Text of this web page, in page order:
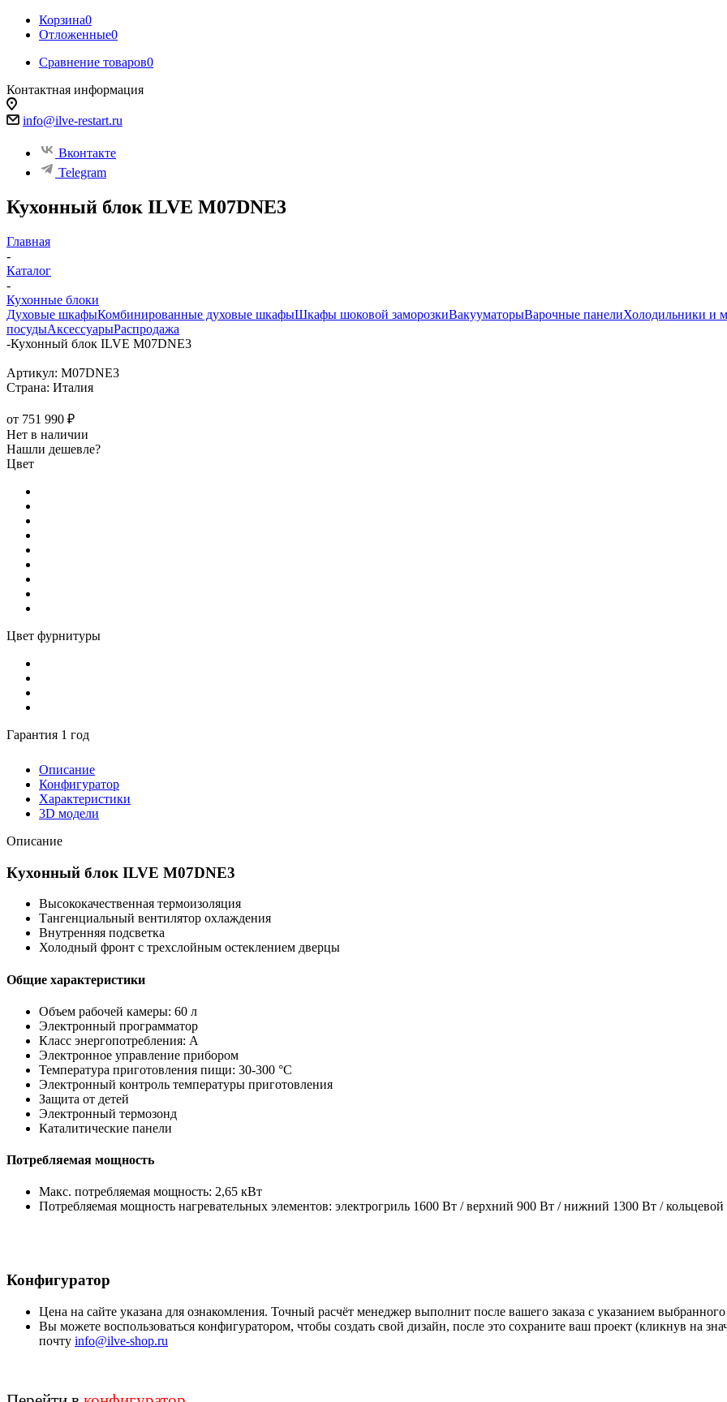
Корзина0
Отложенные0
Сравнение товаров0
Контактная информация
info@ilve-restart.ru
Вконтакте
Telegram
Кухонный блок ILVE M07DNE3
Главная
-
Каталог
-
Кухонные блоки
Духовые шкафыКомбинированные духовые шкафыШкафы шоковой заморозкиВакууматорыВарочные панелиХолодильники и
посудыАксессуарыРаспродажа
-Кухонный блок ILVE M07DNE3
Артикул: M07DNE3
Страна: Италия
от 751 990 ₽
Нет в наличии
Нашли дешевле?
Цвет
Цвет фурнитуры
Гарантия 1 год
Описание
Конфигуратор
Характеристики
3D модели
Описание
Кухонный блок ILVE M07DNE3
Высококачественная термоизоляция
Тангенциальный вентилятор охлаждения
Внутренняя подсветка
Холодный фронт с трехслойным остеклением дверцы
Общие характеристики
Объем рабочей камеры: 60 л
Электронный программатор
Класс энергопотребления: A
Электронное управление прибором
Температура приготовления пищи: 30-300 °C
Электронный контроль температуры приготовления
Защита от детей
Электронный термозонд
Каталитические панели
Потребляемая мощность
Макс. потребляемая мощность: 2,65 кВт
Потребляемая мощность нагревательных элементов: электрогриль 1600 Вт / верхний 900 Вт / нижний 1300 Вт /
Конфигуратор
Цена на сайте указана для ознакомления. Точный расчёт менеджер выполнит после вашего заказа с указанием
Вы можете воспользоваться конфигуратором, чтобы создать свой дизайн, после это сохраните ваш проект (кликнув на
почту info@ilve-shop.ru